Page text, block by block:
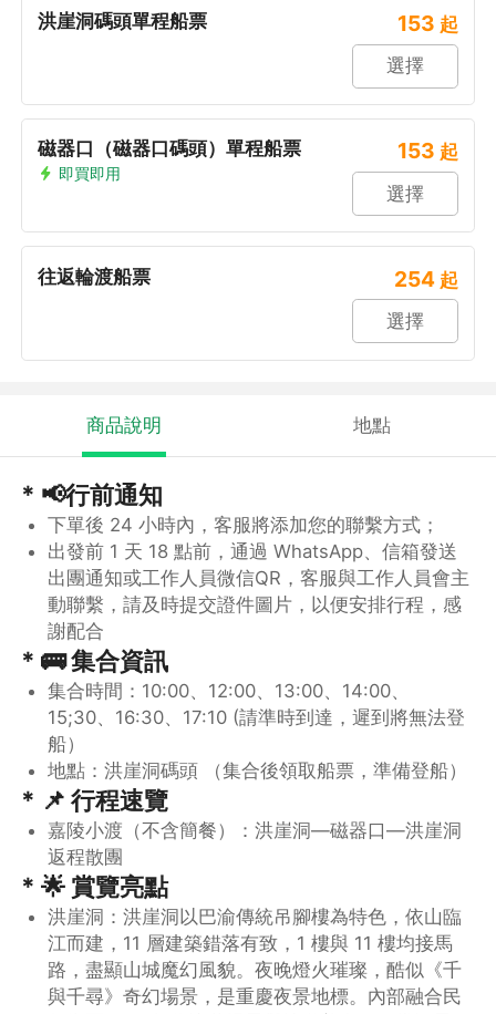
洪崖洞碼頭單程船票 153 起
選擇
磁器口（磁器口碼頭）單程船票
即買即用
153 起
選擇
往返輪渡船票 254 起
選擇
商品說明 地點
* 📢行前通知
下單後 24 小時內，客服將添加您的聯繫方式；
出發前 1 天 18 點前，通過 WhatsApp、信箱發送
出團通知或工作人員微信QR，客服與工作人員會主
動聯繫，請及時提交證件圖片，以便安排行程，感
謝配合
* 🚌 集合資訊
集合時間：10:00、12:00、13:00、14:00、
15;30、16:30、17:10 (請準時到達，遲到將無法登
船）
地點：洪崖洞碼頭 （集合後領取船票，準備登船）
* 📌 行程速覽
嘉陵小渡（不含簡餐）：洪崖洞—磁器口—洪崖洞
返程散團
* 🌟 賞覽亮點
洪崖洞：洪崖洞以巴渝傳統吊腳樓為特色，依山臨
江而建，11 層建築錯落有致，1 樓與 11 樓均接馬
路，盡顯山城魔幻風貌。夜晚燈火璀璨，酷似《千
與千尋》奇幻場景，是重慶夜景地標。內部融合民